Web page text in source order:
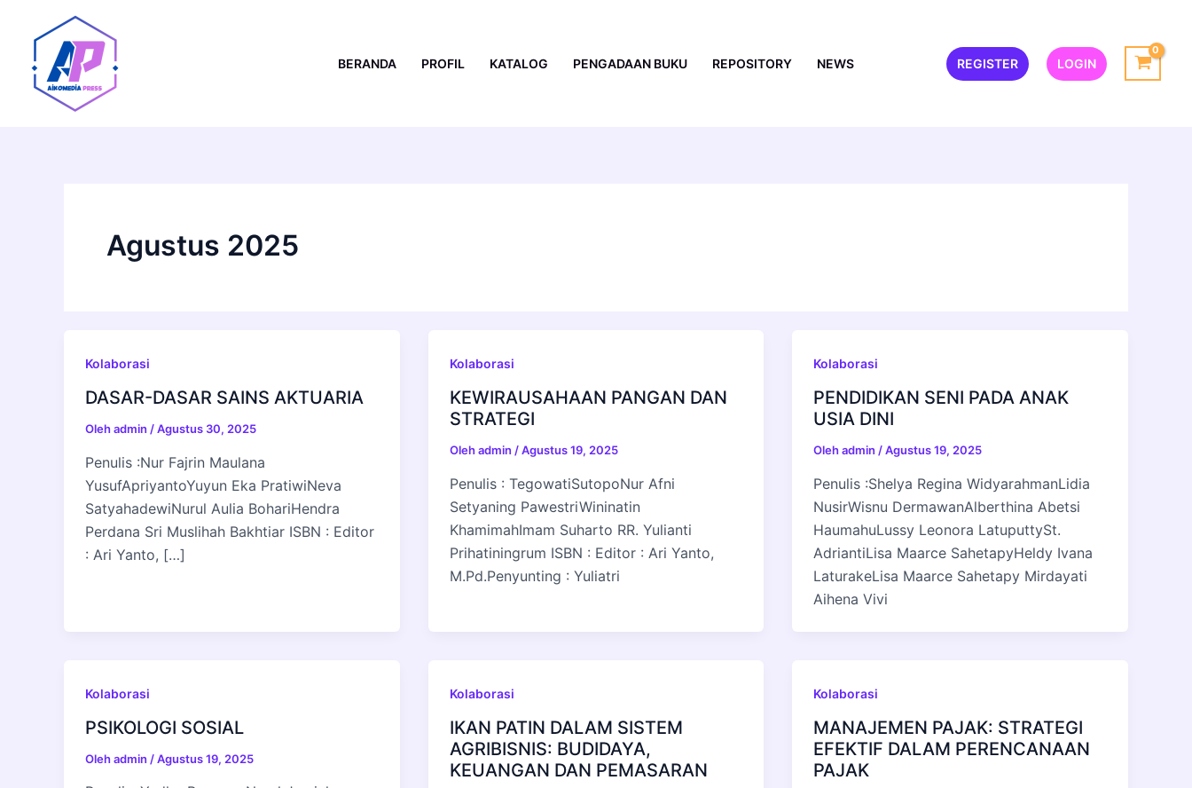
konten
BERANDA PROFIL KATALOG PENGADAAN BUKU REPOSITORY NEWS REGISTER LOGIN
Agustus 2025
Kolaborasi
DASAR-DASAR SAINS AKTUARIA
Olehadmin /Agustus 30, 2025
Penulis :Nur Fajrin Maulana
YusufApriyantoYuyun Eka PratiwiNeva
SatyahadewiNurul Aulia BohariHendra
Perdana Sri Muslihah Bakhtiar ISBN : Editor
: Ari Yanto, […]
Kolaborasi
KEWIRAUSAHAAN PANGAN DAN
STRATEGI
Olehadmin /Agustus 19, 2025
Penulis : TegowatiSutopoNur Afni
Setyaning PawestriWininatin
KhamimahImam Suharto RR. Yulianti
Prihatiningrum ISBN : Editor : Ari Yanto,
M.Pd.Penyunting : Yuliatri
Kolaborasi
PENDIDIKAN SENI PADA ANAK
USIA DINI
Olehadmin /Agustus 19, 2025
Penulis :Shelya Regina WidyarahmanLidia
NusirWisnu DermawanAlberthina Abetsi
HaumahuLussy Leonora LatuputtySt.
AdriantiLisa Maarce SahetapyHeldy Ivana
LaturakeLisa Maarce Sahetapy Mirdayati
Aihena Vivi
Kolaborasi
PSIKOLOGI SOSIAL
Olehadmin /Agustus 19, 2025
Kolaborasi
IKAN PATIN DALAM SISTEM
AGRIBISNIS: BUDIDAYA,
KEUANGAN DAN PEMASARAN
Kolaborasi
MANAJEMEN PAJAK: STRATEGI
EFEKTIF DALAM PERENCANAAN
PAJAK